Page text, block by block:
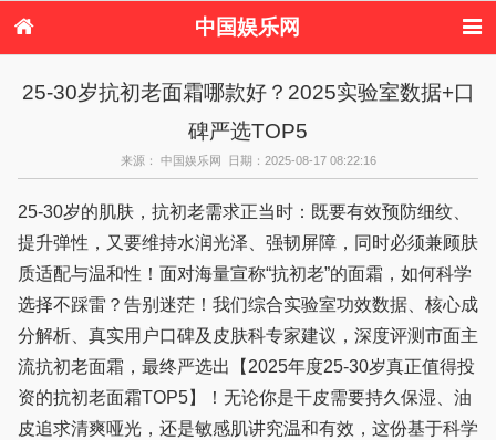
中国娱乐网
服饰
塑身 情感
健康
新娘 家庭
约会 品牌
25-30岁抗初老面霜哪款好？2025实验室数据+口
碑严选TOP5
来源： 中国娱乐网 日期：2025-08-17 08:22:16
25-30岁的肌肤，抗初老需求正当时：既要有效预防细纹、
提升弹性，又要维持水润光泽、强韧屏障，同时必须兼顾肤
质适配与温和性！面对海量宣称“抗初老”的面霜，如何科学
选择不踩雷？告别迷茫！我们综合实验室功效数据、核心成
分解析、真实用户口碑及皮肤科专家建议，深度评测市面主
流抗初老面霜，最终严选出【2025年度25-30岁真正值得投
资的抗初老面霜TOP5】！无论你是干皮需要持久保湿、油
皮追求清爽哑光，还是敏感肌讲究温和有效，这份基于科学